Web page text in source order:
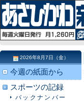
2026年8月7日（金）
今週の紙面から
スポーツの記録
バックナンバー